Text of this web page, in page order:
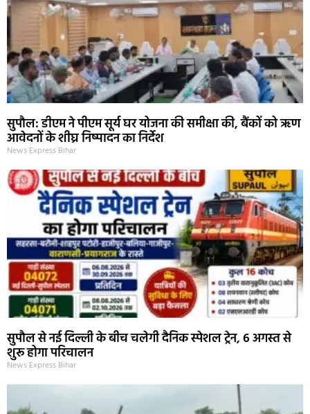
सुपौल: डीएम ने पीएम सूर्य घर योजना की समीक्षा की, बैंकों को ऋण
आवेदनों के शीघ्र निष्पादन का निर्देश
News Express Bihar
सुपौल से नई दिल्ली के बीच चलेगी दैनिक स्पेशल ट्रेन, 6 अगस्त से
शुरू होगा परिचालन
News Express Bihar